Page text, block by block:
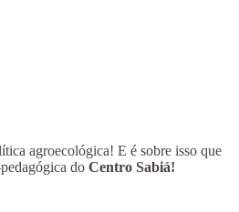
agroecológica! E é sobre isso que
do Centro Sabiá!